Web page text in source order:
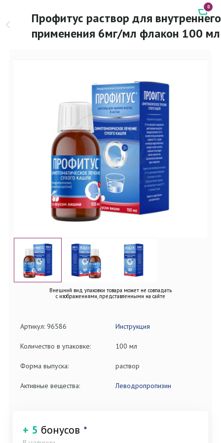
Профитус раствор для внутреннего
применения 6мг/мл флакон 100 мл
0
Внешний вид упаковки товара может не совпадать
с изображениями, представленными на сайте
Артикул: 96586 Инструкция
Количество в упаковке: 100 мл
Форма выпуска: раствор
Активные вещества: Леводропропизин
+ 5 бонусов *